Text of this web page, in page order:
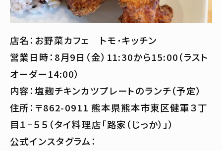
店名：お野菜カフェ トモ･キッチン
営業日時：8月9日（金）11:30から15:00（ラスト
オーダー14:00）
内容：塩麹チキンカツプレートのランチ（予定）
住所：〒862-0911 熊本県熊本市東区健軍３丁
目１−５５（タイ料理店「路家（じっか）」）
公式インスタグラム：